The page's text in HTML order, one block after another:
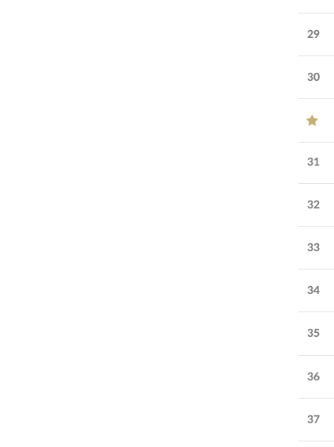
29
30
31
32
33
34
35
36
37